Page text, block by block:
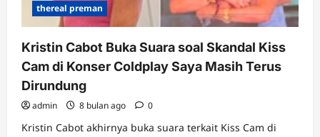
thereal preman
Kristin Cabot Buka Suara soal Skandal Kiss
Cam di Konser Coldplay Saya Masih Terus
Dirundung
admin 8 bulan ago 0
Kristin Cabot akhirnya buka suara terkait Kiss Cam di